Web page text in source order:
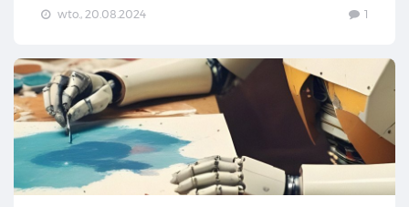
wto., 20.08.2024 1